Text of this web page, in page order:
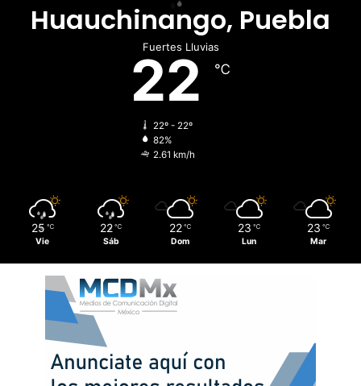
Huauchinango, Puebla
Fuertes Lluvias
22 ℃
22º - 22º
82%
2.61 km/h
25 ℃
Vie
22 ℃
Sáb
22 ℃
Dom
23 ℃
Lun
23 ℃
Mar